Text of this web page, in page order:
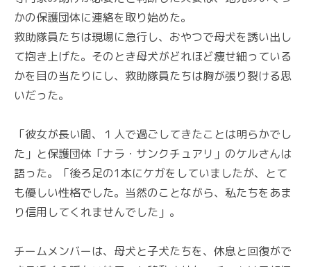
かの保護団体に連絡を取り始めた。
救助隊員たちは現場に急行し、おやつで母犬を誘い出し
て抱き上げた。そのとき母犬がどれほど痩せ細っている
かを目の当たりにし、救助隊員たちは胸が張り裂ける思
いだった。
「彼女が長い間、１人で過ごしてきたことは明らかでし
た」と保護団体「ナラ・サンクチュアリ」のケルさんは
語った。「後ろ足の1本にケガをしていましたが、とて
も優しい性格でした。当然のことながら、私たちをあま
り信用してくれませんでした」。
チームメンバーは、母犬と子犬たちを、休息と回復がで